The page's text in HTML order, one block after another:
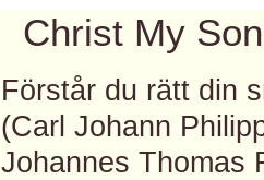
Christ My
Förstår du rätt din
(Carl Johann
Johannes Thomas